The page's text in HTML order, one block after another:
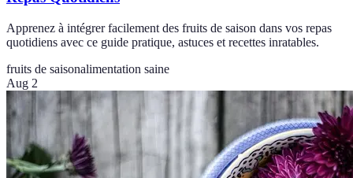
Apprenez à intégrer facilement des fruits de saison dans vos repas
quotidiens avec ce guide pratique, astuces et recettes inratables.
fruits de saisonalimentation saine
Aug 2